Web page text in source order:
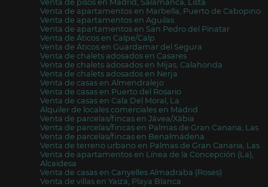
Venta de pisos en Madrid, Salamanca, Lista
Venta de apartamentos en Marbella, Puerto de Cabopino
Venta de apartamentos en Aguilas
Venta de apartamentos en San Pedro del Pinatar
Venta de Áticos en Calpe/Calp
Venta de Áticos en Guardamar del Segura
Venta de chalets adosados en Casares
Venta de chalets adosados en Mijas, Calahonda
Venta de chalets adosados en Nerja
Venta de casas en Almendralejo
Venta de casas en Puerto del Rosario
Venta de casas en Cala Del Moral, La
Alquiler de locales comerciales en Madrid
Venta de parcelas/fincas en Jávea/Xàbia
Venta de parcelas/fincas en Palmas de Gran Canaria, Las
Venta de parcelas/fincas en Benalmádena
Venta de terreno urbano en Palmas de Gran Canaria, Las
Venta de apartamentos en Línea de la Concepción (La),
Alcaidesa
Venta de casas en Canyelles Almadraba (Roses)
Venta de villas en Yaiza, Playa Blanca